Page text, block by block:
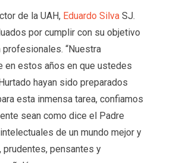
de la UAH, Eduardo SilvaSJ.
por cumplir con su objetivo
“Nuestra
en estos años en que ustedes
hayan sido preparados
esta inmensa tarea, confiamos
sean como dice el Padre
de un mundo mejor y
pensantes y